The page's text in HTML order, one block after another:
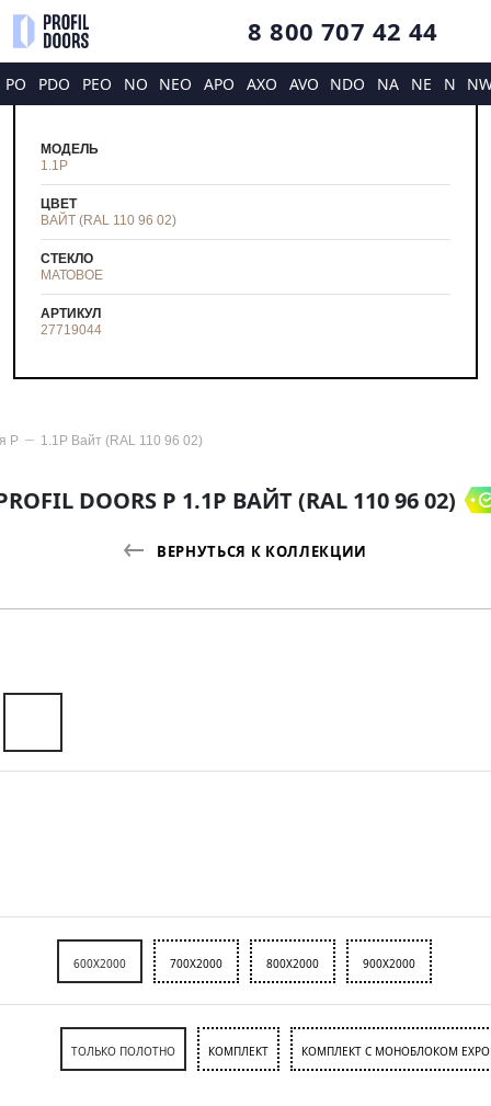
8 800 707 42 44
PO PDO PEO NO NEO APO AXO AVO NDO NA NE N
МОДЕЛЬ
1.1P
ЦВЕТ
ВАЙТ (RAL 110 96 02)
СТЕКЛО
МАТОВОЕ
АРТИКУЛ
27719044
P 1.1P Вайт (RAL 110 96 02)
DOORS P 1.1P ВАЙТ (RAL 110 96 02)
ВЕРНУТЬСЯ К КОЛЛЕКЦИИ
600X2000 700X2000 800X2000 900X2000
ТОЛЬКО ПОЛОТНО КОМПЛЕКТ КОМПЛЕКТ С МОНОБЛОКОМ